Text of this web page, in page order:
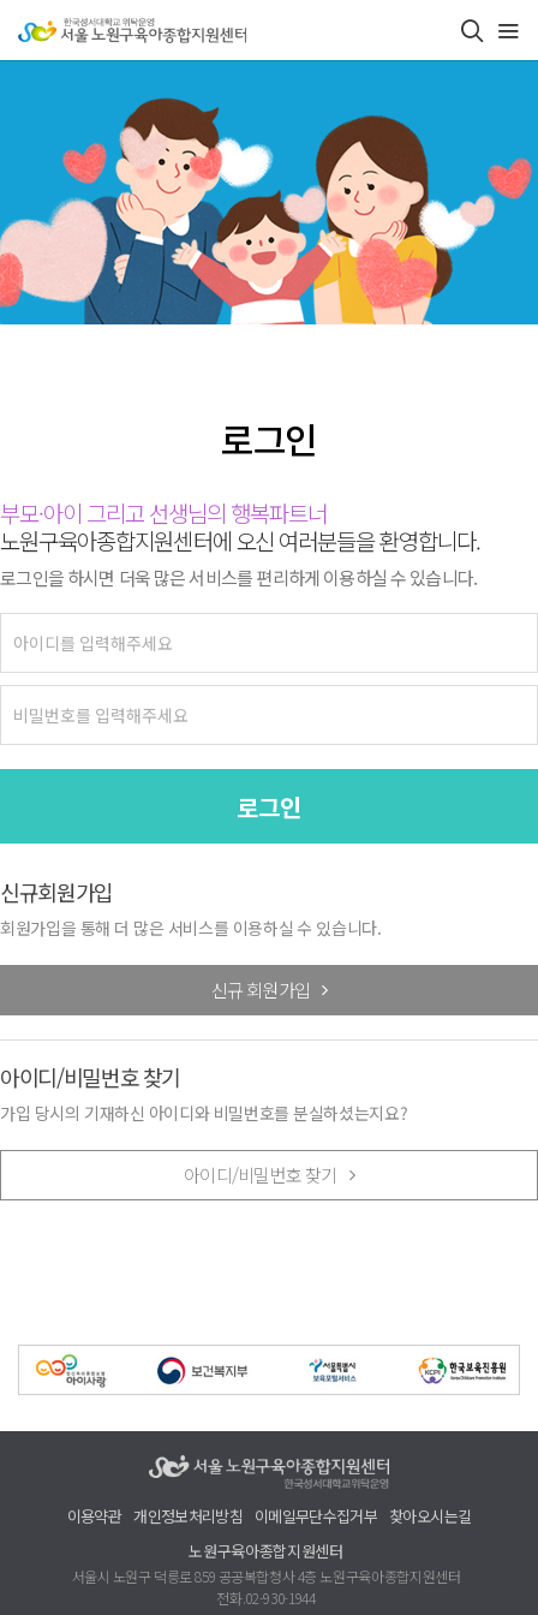
로그인
부모·아이 그리고 선생님의 행복파트너
노원구육아종합지원센터에 오신 여러분들을 환영합니다.
로그인을 하시면 더욱 많은 서비스를 편리하게 이용하실 수 있습니다.
로그인
신규회원가입
회원가입을 통해 더 많은 서비스를 이용하실 수 있습니다.
신규 회원가입
아이디/비밀번호 찾기
가입 당시의 기재하신 아이디와 비밀번호를 분실하셨는지요?
아이디/비밀번호 찾기
이용약관 개인정보처리방침 이메일무단수집거부 찾아오시는길
노원구육아종합지원센터
서울시 노원구 덕릉로 859 공공복합청사 4층 노원구육아종합지원센터
전화.02-930-1944